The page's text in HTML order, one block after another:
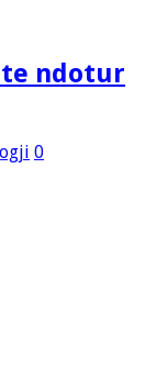
te ndotur
0